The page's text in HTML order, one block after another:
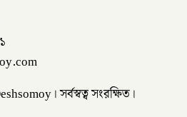
সর্বস্বত্ব সংরক্ষিত।